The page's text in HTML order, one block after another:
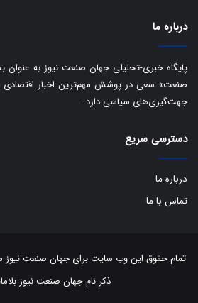
ک
ی
ف
ی
درباره ما
پایگاه خبری-تحلیلی جهان صنعت نیوز به عنوان
صنعت» سعی در پوشش مهم‌ترین اخبار اقتصادی و
جهت‌گیری‌های سیاسی دارد.
دسترسی سریع
درباره ما
تماس با ما
تمام حقوق این وب سایت برای جهان صنعت
ذکر نام جهان صنعت نیوز